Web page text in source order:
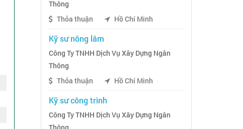
Thông
Thỏa thuận
Hồ Chí Minh
Kỹ sư nông lâm
Công Ty TNHH Dịch Vụ Xây Dựng Ngân
Thông
Thỏa thuận
Hồ Chí Minh
Kỹ sư công trình
Công Ty TNHH Dịch Vụ Xây Dựng Ngân